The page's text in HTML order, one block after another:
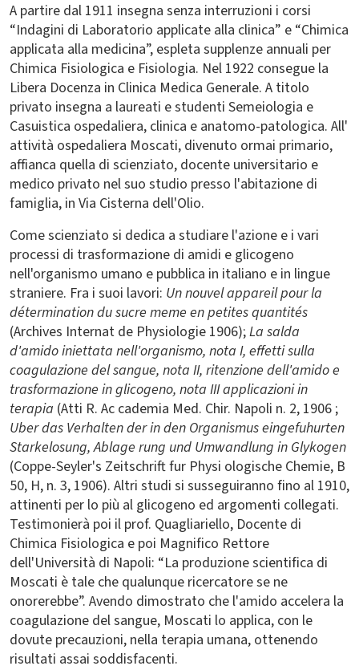
A partire dal 1911 insegna senza interruzioni i corsi
“Indagini di Laboratorio applicate alla clinica” e “Chimica
applicata alla medicina”, espleta supplenze annuali per
Chimica Fisiologica e Fisiologia. Nel 1922 consegue la
Libera Docenza in Clinica Medica Generale. A titolo
privato insegna a laureati e studenti Semeiologia e
Casuistica ospedaliera, clinica e anatomo-patologica. All'
attività ospedaliera Moscati, divenuto ormai primario,
affianca quella di scienziato, docente universitario e
medico privato nel suo studio presso l'abitazione di
famiglia, in Via Cisterna dell'Olio.
Come scienziato si dedica a studiare l'azione e i vari
processi di trasformazione di amidi e glicogeno
nell'organismo umano e pubblica in italiano e in lingue
straniere. Fra i suoi lavori: Un nouvel appareil pour la
détermination du sucre meme en petites quantités
(Archives Internat de Physiologie 1906);La salda
d'amido iniettata nell'organismo, nota I, effetti sulla
coagulazione del sangue, nota II, ritenzione dell'amido e
trasformazione in glicogeno, nota III applicazioni in
terapia (Atti R. Ac cademia Med. Chir. Napoli n. 2, 1906 ;
Uber das Verhalten der in den Organismus eingefuhurten
Starkelosung, Ablage rung und Umwandlung in Glykogen
(Coppe-Seyler's Zeitschrift fur Physi ologische Chemie, B
50, H, n. 3, 1906). Altri studi si susseguiranno fino al 1910,
attinenti per lo più al glicogeno ed argomenti collegati.
Testimonierà poi il prof. Quagliariello, Docente di
Chimica Fisiologica e poi Magnifico Rettore
dell'Università di Napoli: “La produzione scientifica di
Moscati è tale che qualunque ricercatore se ne
onorerebbe”. Avendo dimostrato che l'amido accelera la
coagulazione del sangue, Moscati lo applica, con le
dovute precauzioni, nella terapia umana, ottenendo
risultati assai soddisfacenti.